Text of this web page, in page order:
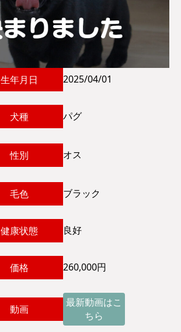
生年月日 2025/04/01
犬種 パグ
性別 オス
毛色 ブラック
健康状態 良好
価格 260,000円
動画
最新動画はこ
ちら